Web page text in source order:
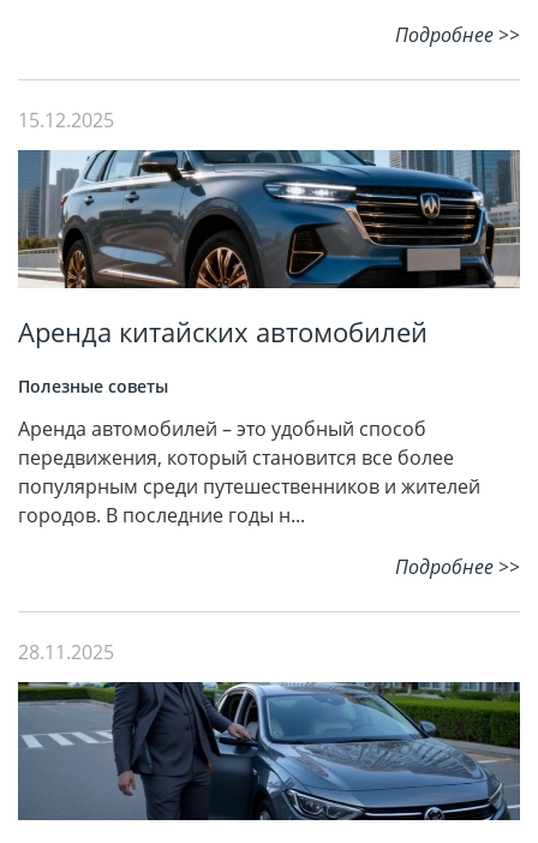
Подробнее >>
15.12.2025
Аренда китайских автомобилей
Полезные советы
Аренда автомобилей – это удобный способ
передвижения, который становится все более
популярным среди путешественников и жителей
городов. В последние годы н...
Подробнее >>
28.11.2025